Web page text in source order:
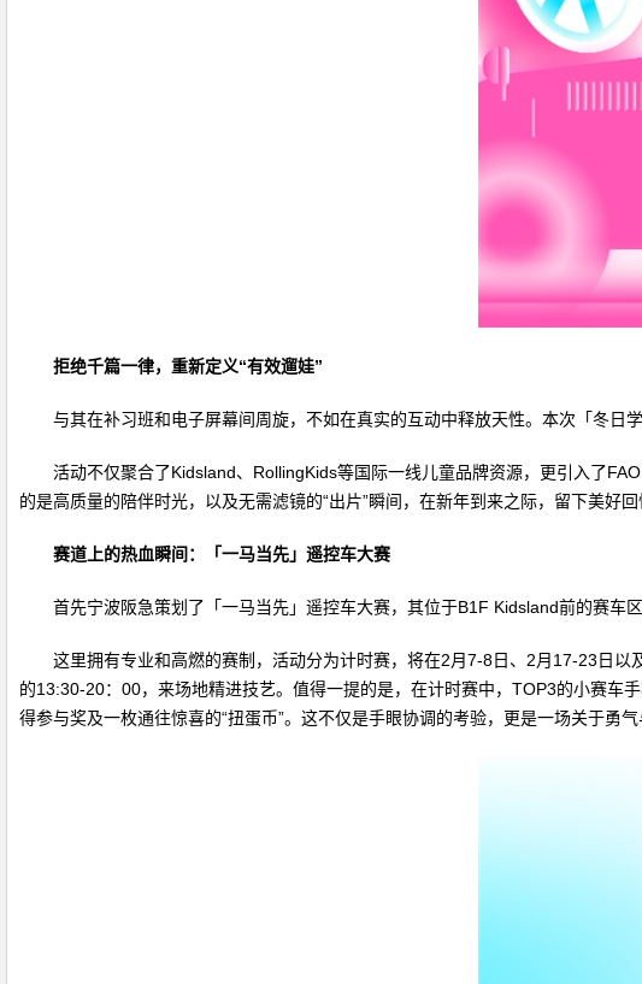
拒绝千篇一律，重新定义“有效遛娃”
与其在补习班和电子屏幕间周旋，不如在真实的互动中释放天性。本次「冬日
活动不仅聚合了Kidsland、RollingKids等国际一线儿童品牌资源，更引入了
的是高质量的陪伴时光，以及无需滤镜的“出片”瞬间，在新年到来之际，留下美好回
赛道上的热血瞬间：「一马当先」遥控车大赛
首先宁波阪急策划了「一马当先」遥控车大赛，其位于B1F Kidsland前的赛车
这里拥有专业和高燃的赛制，活动分为计时赛，将在2月7-8日、2月17-23日
的13:30-20：00，来场地精进技艺。值得一提的是，在计时赛中，TOP3的小赛车
得参与奖及一枚通往惊喜的“扭蛋币”。这不仅是手眼协调的考验，更是一场关于勇气